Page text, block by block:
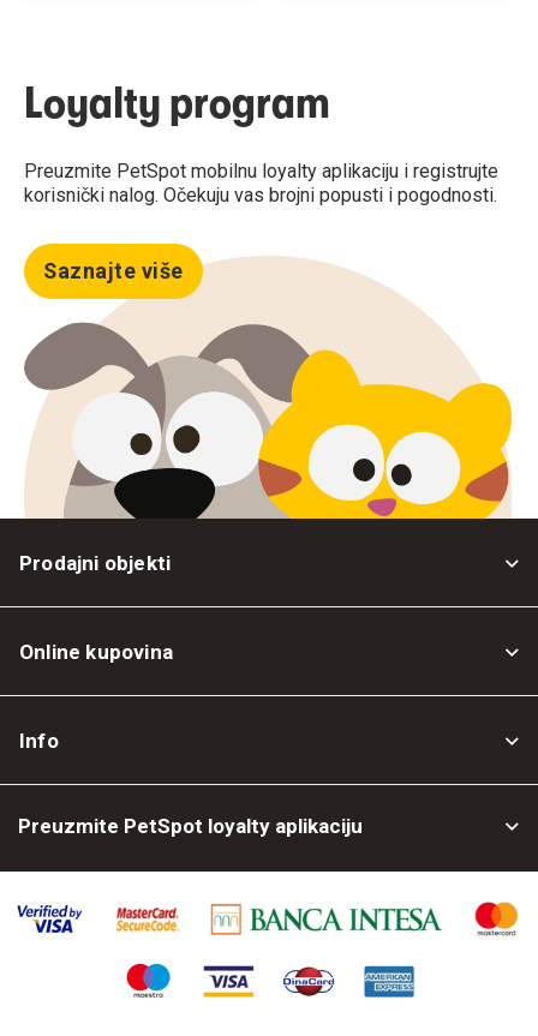
Loyalty program
Preuzmite PetSpot mobilnu loyalty aplikaciju i registrujte
korisnički nalog. Očekuju vas brojni popusti i pogodnosti.
Saznajte više
Prodajni objekti
Online kupovina
Info
Preuzmite PetSpot loyalty aplikaciju